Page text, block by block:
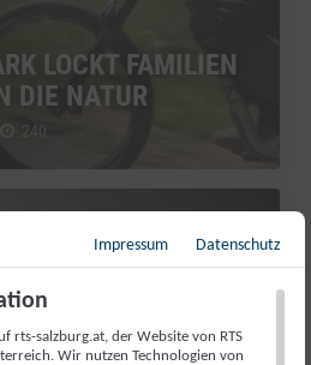
LOCKT FAMILIEN
DIE NATUR
240
Impressum Datenschutz
rts-salzburg.at, der Website von RTS
Wir nutzen Technologien von